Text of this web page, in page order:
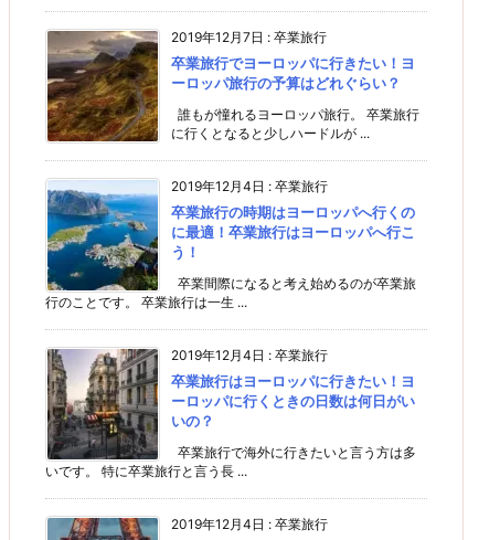
2019年12月7日 : 卒業旅行
卒業旅行でヨーロッパに行きたい！ヨ
ーロッパ旅行の予算はどれぐらい？
誰もが憧れるヨーロッパ旅行。 卒業旅行
に行くとなると少しハードルが ...
2019年12月4日 : 卒業旅行
卒業旅行の時期はヨーロッパへ行くの
に最適！卒業旅行はヨーロッパへ行こ
う！
卒業間際になると考え始めるのが卒業旅
行のことです。 卒業旅行は一生 ...
2019年12月4日 : 卒業旅行
卒業旅行はヨーロッパに行きたい！ヨ
ーロッパに行くときの日数は何日がい
いの？
卒業旅行で海外に行きたいと言う方は多
いです。 特に卒業旅行と言う長 ...
2019年12月4日 : 卒業旅行